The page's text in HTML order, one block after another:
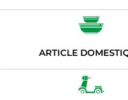
ARTICLE